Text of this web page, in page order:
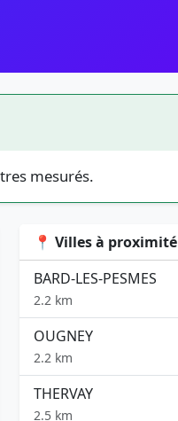
mesurés.
📍 Villes à proximité
BARD-LES-PESMES
2.2 km
OUGNEY
2.2 km
THERVAY
2.5 km